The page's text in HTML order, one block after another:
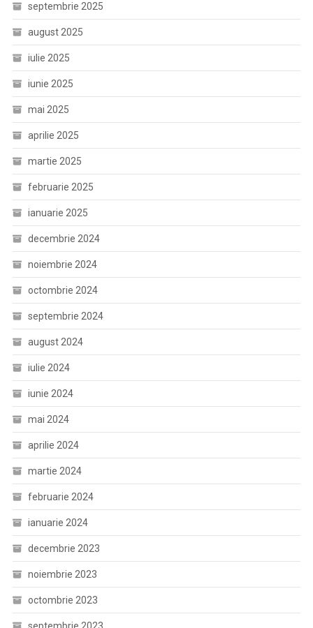
septembrie 2025
august 2025
iulie 2025
iunie 2025
mai 2025
aprilie 2025
martie 2025
februarie 2025
ianuarie 2025
decembrie 2024
noiembrie 2024
octombrie 2024
septembrie 2024
august 2024
iulie 2024
iunie 2024
mai 2024
aprilie 2024
martie 2024
februarie 2024
ianuarie 2024
decembrie 2023
noiembrie 2023
octombrie 2023